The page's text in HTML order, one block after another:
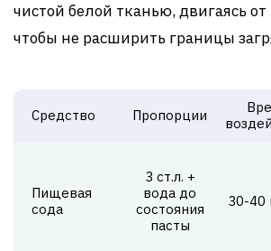
чистой белой тканью, двигаясь
чтобы не расширить границы
Средство Пропорции
Пищевая
сода
3 ст.л. +
вода до
состояния
пасты
30-40